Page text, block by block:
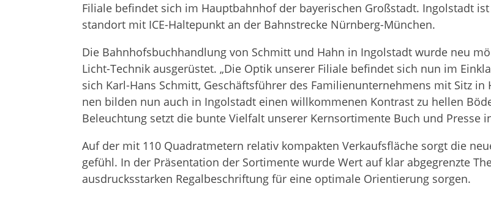
Filiale befin­det sich im Haupt­bahn­hof der baye­ri­schen Groß­stadt. Ingol­stadt
stand­ort mit ICE-Hal­te­punkt an der Bahn­stre­cke Nürnberg-München.
Die Bahn­hofs­buch­hand­lung von Schmitt und Hahn in Ingol­stadt wurde neu
Licht-Tech­nik aus­ge­rüs­tet. „Die Optik unse­rer Filiale befin­det sich nun im
sich Karl-Hans Schmitt, Geschäfts­füh­rer des Fami­li­en­un­ter­neh­mens mit Sitz
nen bil­den nun auch in Ingol­stadt einen will­kom­me­nen Kon­trast zu hel­len
Beleuch­tung setzt die bunte Viel­falt unse­rer Kern­sor­ti­mente Buch und Presse
Auf der mit 110 Qua­drat­me­tern rela­tiv kom­pak­ten Ver­kaufs­flä­che sorgt die
ge­fühl. In der Prä­sen­ta­tion der Sor­ti­mente wurde Wert auf klar abge­grenzte
aus­drucks­star­ken Regal­be­schrif­tung für eine opti­male Ori­en­tie­rung sorgen.